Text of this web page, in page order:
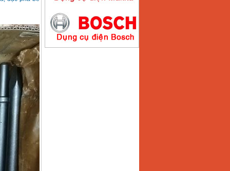
Hồng ký HK200E
Giá:4100000 VND